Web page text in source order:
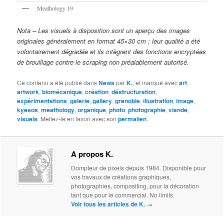
Meathology 19
Nota – Les visuels à disposition sont un aperçu des images
originales généralement en format 45×30 cm ; leur qualité a été
volontairement dégradée et ils intègrent des fonctions encryptées
de brouillage contre le scraping non préalablement autorisé.
Ce contenu a été publié dansNewsparK., et marqué avecart,
artwork,biomécanique,création,déstructuration,
expérimentations,galerie,gallery,grenoble,illustration,image,
kyesos,meathology,organique,photo,photographie,viande,
visuels. Mettez-le en favori avec sonpermalien.
A propos K.
Dompteur de pixels depuis 1984. Disponible pour
vos travaux de créations graphiques,
photographies, compositing, pour la décoration
tant que pour le commercial. No limits.
Voir tous les articles de K. →